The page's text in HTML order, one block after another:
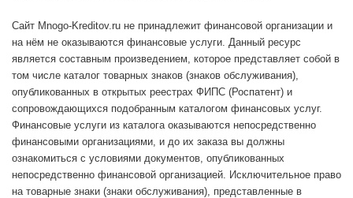
Сайт Mnogo-Kreditov.ru не принадлежит финансовой организации и
на нём не оказываются финансовые услуги. Данный ресурс
является составным произведением, которое представляет собой в
том числе каталог товарных знаков (знаков обслуживания),
опубликованных в открытых реестрах ФИПС (Роспатент) и
сопровождающихся подобранным каталогом финансовых услуг.
Финансовые услуги из каталога оказываются непосредственно
финансовыми организациями, и до их заказа вы должны
ознакомиться с условиями документов, опубликованных
непосредственно финансовой организацией. Исключительное право
на товарные знаки (знаки обслуживания), представленные в